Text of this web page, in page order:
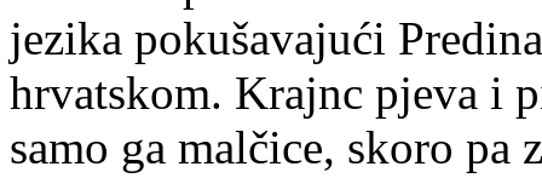
jezika pokušavajući
hrvatskom. Krajnc pjeva i
samo ga malčice, skoro pa